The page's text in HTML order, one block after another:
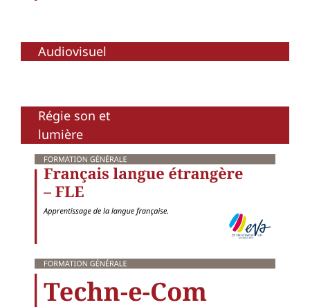
Audiovisuel
Régie son et
lumière